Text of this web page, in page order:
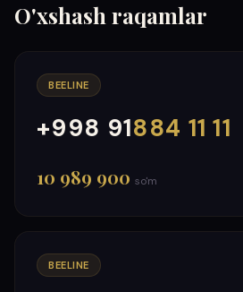
O'xshash raqamlar
BEELINE
+998 91884 11 11
000
999
10 989 900 so'm
BEELINE